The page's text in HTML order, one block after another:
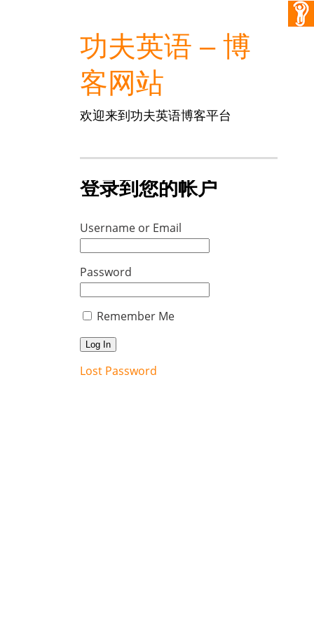
功夫英语 – 博
客网站
欢迎来到功夫英语博客平台
登录到您的帐户
Username or Email
Password
Remember Me
Lost Password